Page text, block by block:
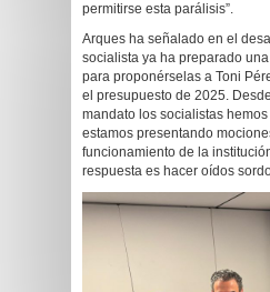
permitirse esta parálisis”.
Arques ha señalado en el
socialista ya ha preparado
para proponérselas a Toni
el presupuesto de 2025.
mandato los socialistas
estamos presentando
funcionamiento de la
respuesta es hacer oídos